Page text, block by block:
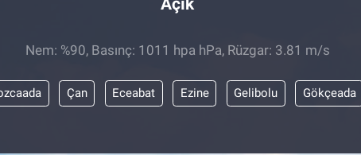
Nem: %90, Basınç: 1011 hpa hPa, Rüzgar: 3.81 m/s
Çan Eceabat Ezine Gelibolu Gökçeada